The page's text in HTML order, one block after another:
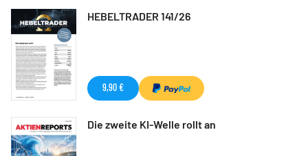
HEBELTRADER 141/26
9,90 €
Die zweite KI-Welle rollt an